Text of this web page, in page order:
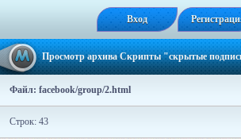
Вход
Просмотр архива Скрипты "скрытые
Файл: facebook/group/2.html
Строк: 43